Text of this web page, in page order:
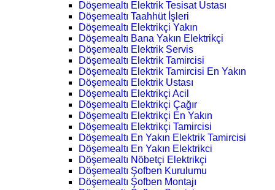
Döşemealtı Elektrik Tesisat Ustası
Döşemealtı Taahhüt İşleri
Döşemealtı Elektrikçi Yakın
Döşemealtı Bana Yakın Elektrikçi
Döşemealtı Elektrik Servis
Döşemealtı Elektrik Tamircisi
Döşemealtı Elektrik Tamircisi En Yakın
Döşemealtı Elektrik Ustası
Döşemealtı Elektrikçi Acil
Döşemealtı Elektrikçi Çağır
Döşemealtı Elektrikçi En Yakın
Döşemealtı Elektrikçi Tamircisi
Döşemealtı En Yakın Elektrik Tamircisi
Döşemealtı En Yakın Elektrikci
Döşemealtı Nöbetçi Elektrikçi
Döşemealtı Şofben Kurulumu
Döşemealtı Şofben Montajı